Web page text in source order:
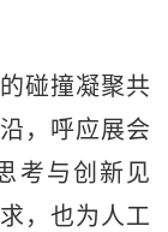
碰撞凝聚共
，呼应展会
考与创新见
，也为人工